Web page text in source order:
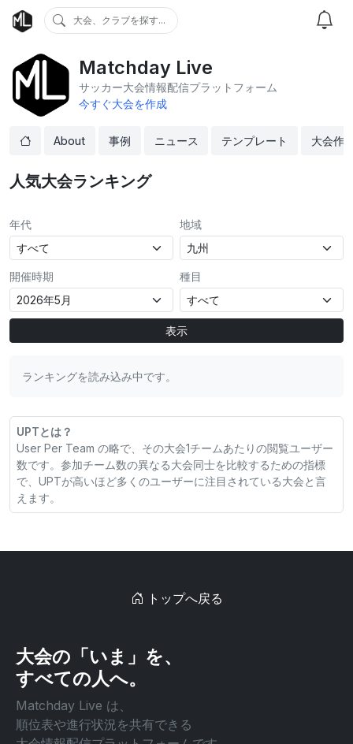
大会、クラブを探す...
Matchday Live
サッカー大会情報配信プラットフォーム
今すぐ大会を作成
About 事例 ニュース テンプレート 大会作
人気大会ランキング
年代 地域
開催時期 種目
表示
ランキングを読み込み中です。
UPTとは？
User Per Team の略で、その大会1チームあたりの閲覧ユーザー
数です。参加チーム数の異なる大会同士を比較するための指標
で、UPTが高いほど多くのユーザーに注目されている大会と言
えます。
トップへ戻る
大会の「いま」を、
すべての人へ。
Matchday Live は、
順位表や進行状況を共有できる